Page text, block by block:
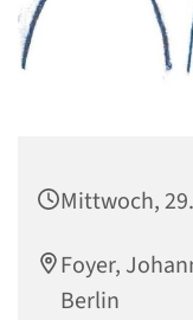
Mittwoch,
Foyer,
Berlin